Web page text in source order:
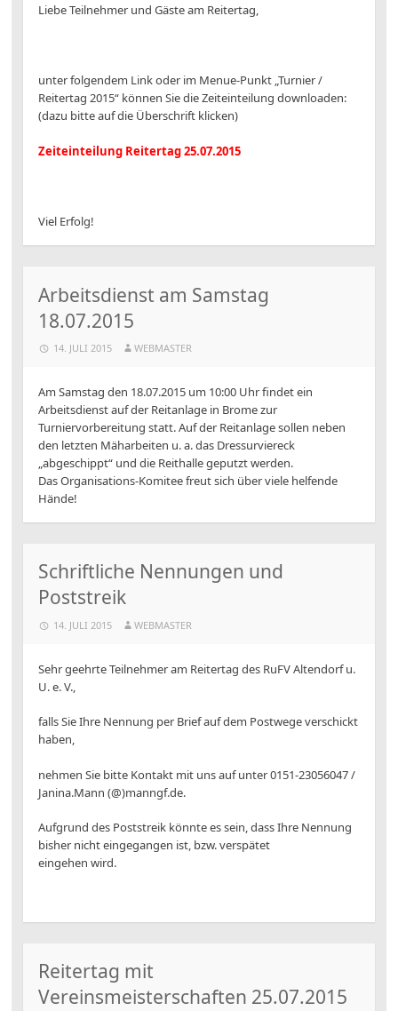
Liebe Teilnehmer und Gäste am Reitertag,
unter folgendem Link oder im Menue-Punkt „Turnier /
Reitertag 2015“ können Sie die Zeiteinteilung downloaden:
(dazu bitte auf die Überschrift klicken)
Zeiteinteilung Reitertag 25.07.2015
Viel Erfolg!
Arbeitsdienst am Samstag
18.07.2015
14. JULI 2015 WEBMASTER
Am Samstag den 18.07.2015 um 10:00 Uhr findet ein
Arbeitsdienst auf der Reitanlage in Brome zur
Turniervorbereitung statt. Auf der Reitanlage sollen neben
den letzten Mäharbeiten u. a. das Dressurviereck
„abgeschippt“ und die Reithalle geputzt werden.
Das Organisations-Komitee freut sich über viele helfende
Hände!
Schriftliche Nennungen und
Poststreik
14. JULI 2015 WEBMASTER
Sehr geehrte Teilnehmer am Reitertag des RuFV Altendorf u.
U. e. V.,
falls Sie Ihre Nennung per Brief auf dem Postwege verschickt
haben,
nehmen Sie bitte Kontakt mit uns auf unter 0151-23056047 /
Janina.Mann (@)manngf.de.
Aufgrund des Poststreik könnte es sein, dass Ihre Nennung
bisher nicht eingegangen ist, bzw. verspätet
eingehen wird.
Reitertag mit
Vereinsmeisterschaften 25.07.2015